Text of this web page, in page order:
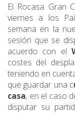
El Rocasa Gran
viernes a los
semana en la
sesión que se
acuerdo con el
costes del
teniendo en
que guardar una c
casa, en el caso
disputar su